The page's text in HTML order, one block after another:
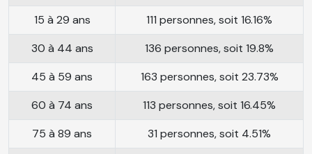
15 à 29 ans
111 personnes, soit 16.16%
30 à 44 ans
136 personnes, soit 19.8%
45 à 59 ans
163 personnes, soit 23.73%
60 à 74 ans
113 personnes, soit 16.45%
75 à 89 ans
31 personnes, soit 4.51%